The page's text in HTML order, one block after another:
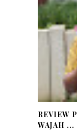
REVIEW
WAJAH ...